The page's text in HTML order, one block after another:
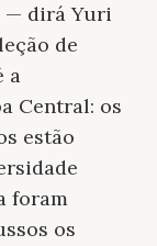
— dirá Yuri
de
a
Central: os
estão
foram
os